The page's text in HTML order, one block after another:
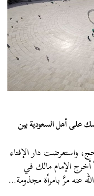
على أهل السعودية بين
واستعرضت دار الإفتاء
الإمام مالك في
عنه مرَّ بامرأة مجذومة…